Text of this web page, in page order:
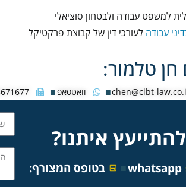
למשפט עבודה ולבטחון סוציאלי
עבודה לעורכי דין של קבוצת פרקטיקל
טלמור:
chen@clbt- וואטסאפ
איתנו?
whatsapp בטופס המצורף: